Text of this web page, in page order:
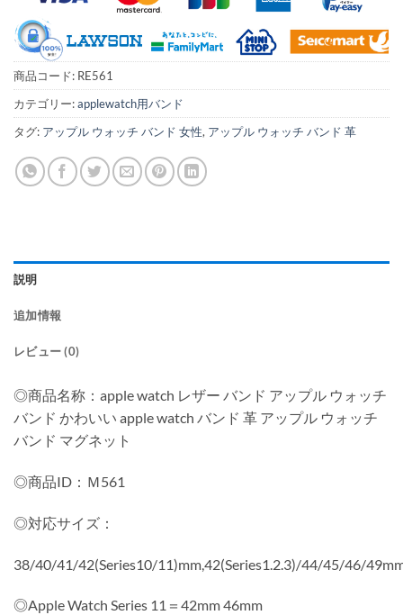
商品コード: RE561
カテゴリー:applewatch用バンド
タグ: アップル ウォッチ バンド 女性, アップル ウォッチ バンド 革
説明
追加情報
レビュー (0)
◎商品名称：apple watch レザー バンド アップル ウォッチ
バンド かわいい apple watch バンド 革 アップル ウォッチ
バンド マグネット
◎商品ID：Ｍ561
◎対応サイズ：
38/40/41/42(Series10/11)mm,42(Series1.2.3)/44/45/46/
◎Apple Watch Series 11＝42mm 46mm